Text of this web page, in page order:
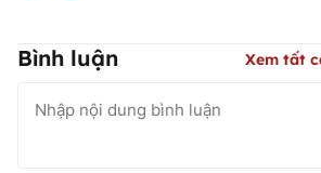
Bình luận Xem tất